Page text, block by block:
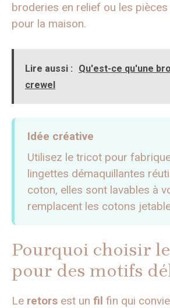
broderies en relief ou les
pour la maison.
Lire aussi :
Qu'est-ce qu'une
crewel
Idée créative
Utilisez le tricot pour
lingettes démaquillantes
coton, elles sont lavables à
remplacent les cotons
Pourquoi choisir
pour des motifs
Le retors est un fil fin qui